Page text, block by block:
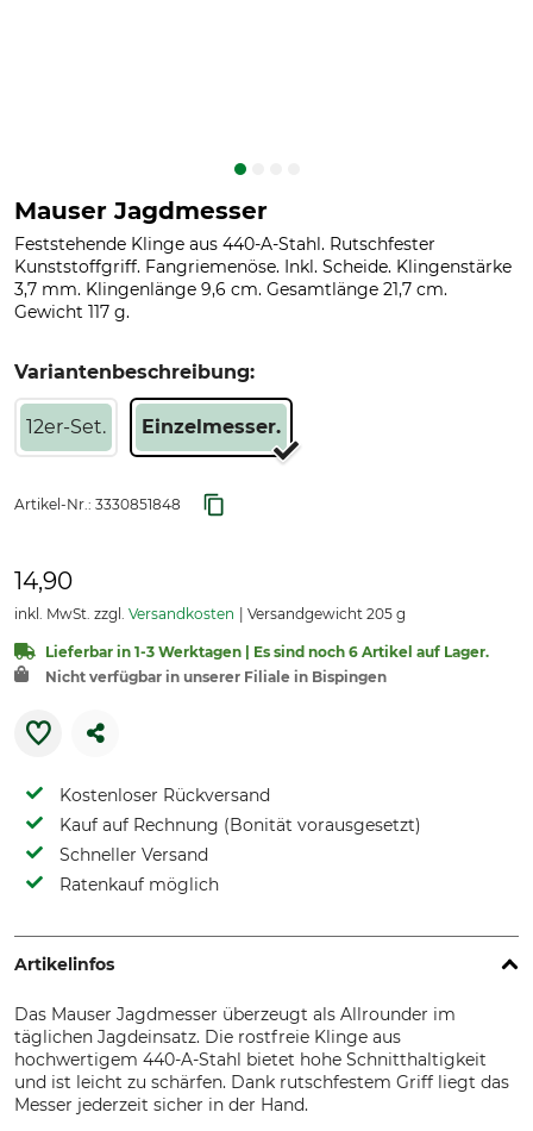
Mauser Jagdmesser
Feststehende Klinge aus 440-A-Stahl. Rutschfester
Kunststoffgriff. Fangriemenöse. Inkl. Scheide. Klingenstärke
3,7 mm. Klingenlänge 9,6 cm. Gesamtlänge 21,7 cm.
Gewicht 117 g.
Variantenbeschreibung:
12er-Set. Einzelmesser.
Artikel-Nr.: 3330851848
14,90
inkl. MwSt. zzgl. Versandkosten Versandgewicht 205 g
Lieferbar in 1-3 Werktagen | Es sind noch 6 Artikel auf Lager.
Nicht verfügbar in unserer Filiale in Bispingen
Kostenloser Rückversand
Kauf auf Rechnung (Bonität vorausgesetzt)
Schneller Versand
Ratenkauf möglich
Artikelinfos
Das Mauser Jagdmesser überzeugt als Allrounder im
täglichen Jagdeinsatz. Die rostfreie Klinge aus
hochwertigem 440-A-Stahl bietet hohe Schnitthaltigkeit
und ist leicht zu schärfen. Dank rutschfestem Griff liegt das
Messer jederzeit sicher in der Hand.